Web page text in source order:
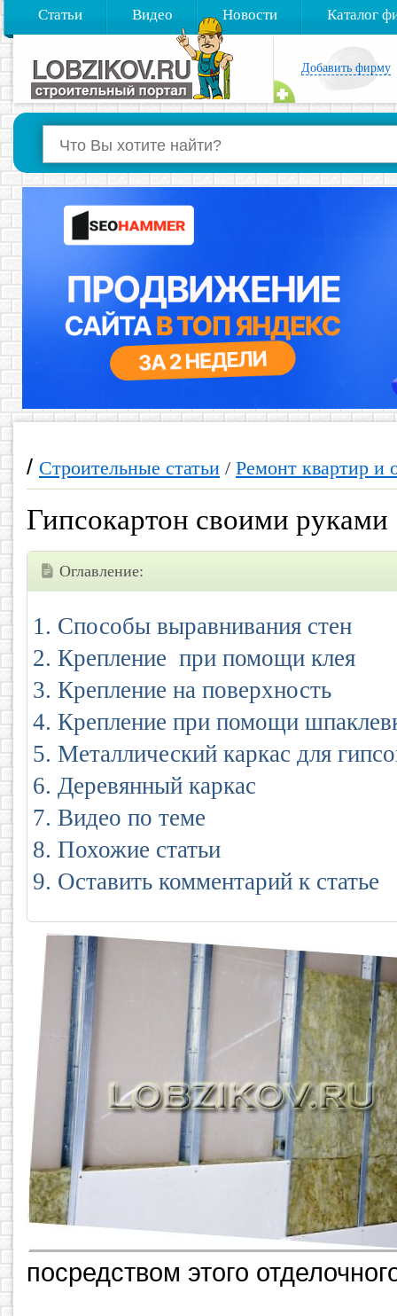
Статьи Видео Новости Каталог
Добавить фирму
/ Строительные статьи / Ремонт квартир и
Гипсокартон своими руками
Оглавление:
Способы выравнивания стен
Крепление при помощи клея
Крепление на поверхность
Крепление при помощи
Металлический каркас для
Деревянный каркас
Видео по теме
Похожие статьи
Оставить комментарий к статье
посредством этого